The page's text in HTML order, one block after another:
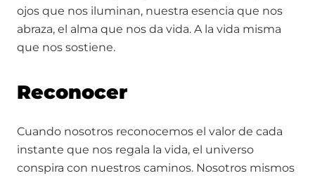
ojos que nos iluminan, nuestra esencia que nos
abraza, el alma que nos da vida. A la vida misma
que nos sostiene.
Reconocer
Cuando nosotros reconocemos el valor de cada
instante que nos regala la vida, el universo
conspira con nuestros caminos. Nosotros mismos